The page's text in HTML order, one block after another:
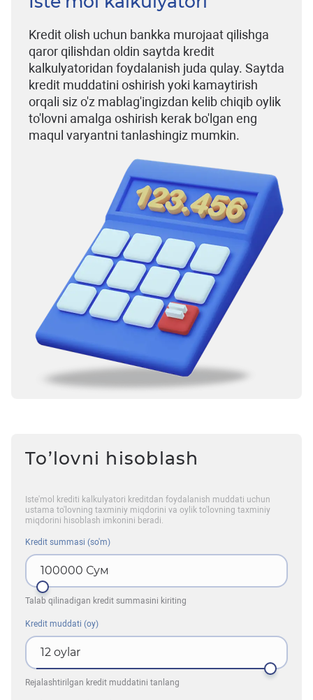
Kredit olish uchun bankka murojaat qilishga
qaror qilishdan oldin saytda kredit
kalkulyatoridan foydalanish juda qulay. Saytda
kredit muddatini oshirish yoki kamaytirish
orqali siz o'z mablag'ingizdan kelib chiqib oylik
to'lovni amalga oshirish kerak bo'lgan eng
maqul varyantni tanlashingiz mumkin.
To’lovni hisoblash
Iste'mol krediti kalkulyatori kreditdan foydalanish muddati uchun
ustama to'lovning taxminiy miqdorini va oylik to'lovning taxminiy
miqdorini hisoblash imkonini beradi.
Kredit summasi (so'm)
100000 Сум
Talab qilinadigan kredit summasini kiriting
Kredit muddati (oy)
12 oylar
Rejalashtirilgan kredit muddatini tanlang